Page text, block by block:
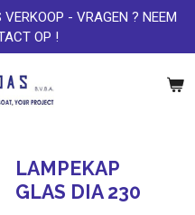
- VRAGEN ? NEEM
OP !
LAMPEKAP
GLAS DIA 230